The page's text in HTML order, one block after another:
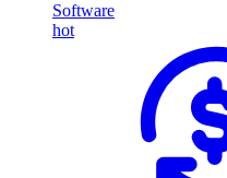
Software
hot